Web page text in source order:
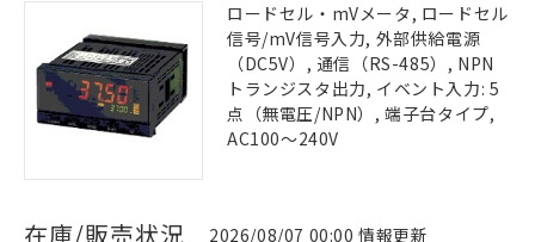
ロードセル・mVメータ, ロードセル
信号/mV信号入力, 外部供給電源
（DC5V）, 通信（RS-485）, NPN
トランジスタ出力, イベント入力: 5
点（無電圧/NPN）, 端子台タイプ,
AC100～240V
在庫/販売状況
2026/08/07 00:00 情報更新